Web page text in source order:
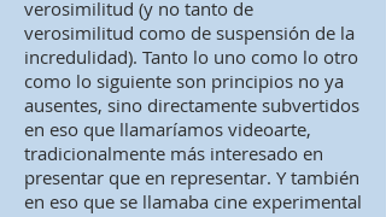
verosimilitud (y no tanto de
verosimilitud como de suspensión de la
incredulidad). Tanto lo uno como lo otro
como lo siguiente son principios no ya
ausentes, sino directamente subvertidos
en eso que llamaríamos videoarte,
tradicionalmente más interesado en
presentar que en representar. Y también
en eso que se llamaba cine experimental